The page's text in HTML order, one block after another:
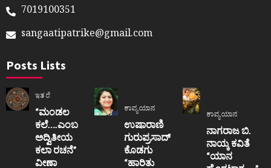
7019100351
sangaatipatrike@gmail.com
Posts Lists
ಇತರೆ
“ಮಂಡಲ
ಕಲೆ….ಎಂಬ
ಅದ್ವಿತೀಯ
ಕಲಾ ರಚನೆ”‌
ವೀಣಾ
ಕಾವ್ಯಯಾನ
ಉಷಾರಾಣಿ
ಗುರುಪ್ರಸಾದ್
ಕೊಡಗು
“ಹಾರಿತು
ಕಾವ್ಯಯಾನ
ನಾಗರಾಜ ಬಿ.
ನಾಯ್ಕ ಕವಿತೆ
“ಯಾನ